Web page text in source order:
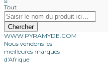
Tout
Chercher
WWW.PYRAMYDE.COM
Nous vendons les
meilleures marques
d'Afrique